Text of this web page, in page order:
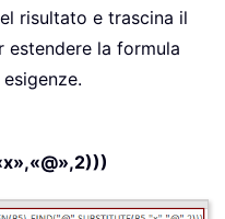
risultato e trascina il
la formula